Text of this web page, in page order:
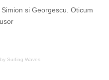
si Georgescu. Oticum
Surfing Waves